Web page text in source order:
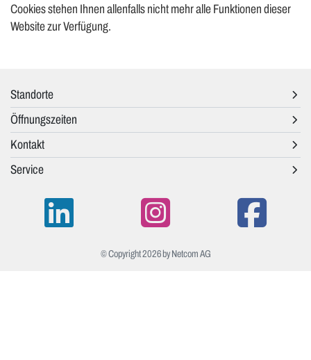
Cookies stehen Ihnen allenfalls nicht mehr alle Funktionen dieser
Website zur Verfügung.
Standorte
Öffnungszeiten
Kontakt
Service
© Copyright 2026 by Netcom AG